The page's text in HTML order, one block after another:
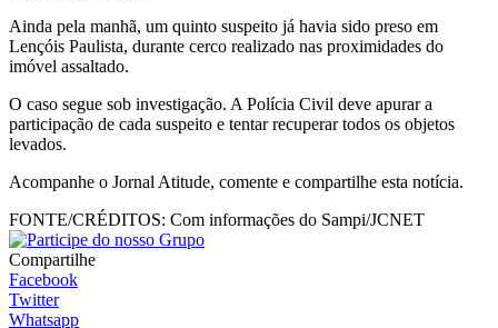
Ainda pela manhã, um quinto suspeito já havia sido preso em
Lençóis Paulista, durante cerco realizado nas proximidades do
imóvel assaltado.
O caso segue sob investigação. A Polícia Civil deve apurar a
participação de cada suspeito e tentar recuperar todos os objetos
levados.
Acompanhe o Jornal Atitude, comente e compartilhe esta notícia.
FONTE/CRÉDITOS: Com informações do Sampi/JCNET
Compartilhe
Facebook
Twitter
Whatsapp